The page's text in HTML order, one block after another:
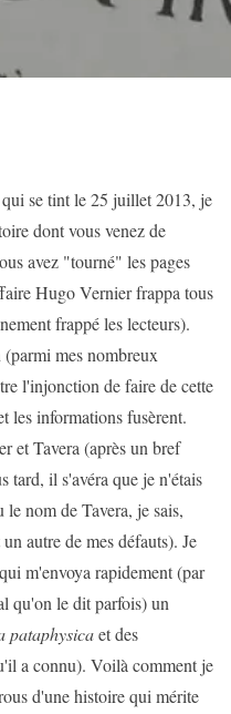
se tint le 25 juillet 2013, je
dont vous venez de
avez "tourné" les pages
Hugo Vernier frappa tous
frappé les lecteurs).
mes nombreux
l'injonction de faire de cette
les informations fusèrent.
et Tavera (après un bref
tard, il s'avéra que je n'étais
le nom de Tavera, je sais,
autre de mes défauts). Je
m'envoya rapidement (par
qu'on le dit parfois) un
pataphysicaet des
a connu). Voilà comment je
d'une histoire qui mérite